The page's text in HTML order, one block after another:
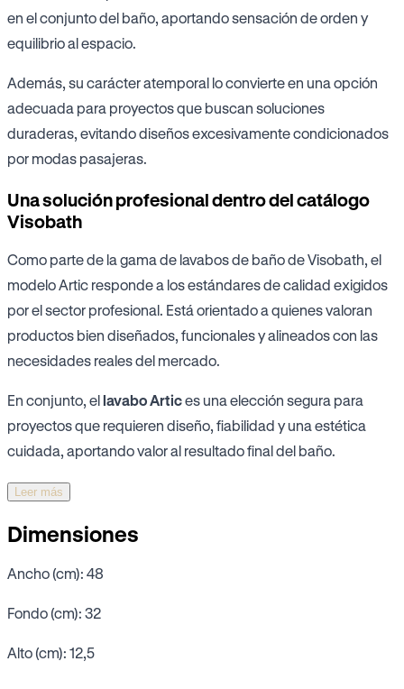
en el conjunto del baño, aportando sensación de orden y
equilibrio al espacio.
Además, su carácter atemporal lo convierte en una opción
adecuada para proyectos que buscan soluciones
duraderas, evitando diseños excesivamente condicionados
por modas pasajeras.
Una solución profesional dentro del catálogo
Visobath
Como parte de la gama de lavabos de baño de Visobath, el
modelo Artic responde a los estándares de calidad exigidos
por el sector profesional. Está orientado a quienes valoran
productos bien diseñados, funcionales y alineados con las
necesidades reales del mercado.
En conjunto, ellavabo Artices una elección segura para
proyectos que requieren diseño, fiabilidad y una estética
cuidada, aportando valor al resultado final del baño.
Leer más
Dimensiones
Ancho (cm): 48
Fondo (cm): 32
Alto (cm): 12,5